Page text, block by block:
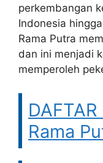
perkembangan
Indonesia
Rama Putra
dan ini menjadi
memperoleh
Rama